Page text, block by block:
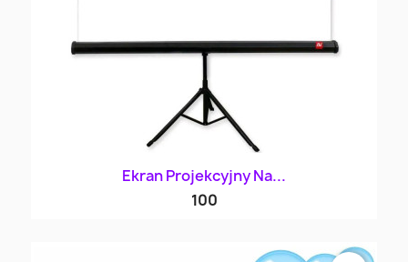
Ekran Projekcyjny Na...
100